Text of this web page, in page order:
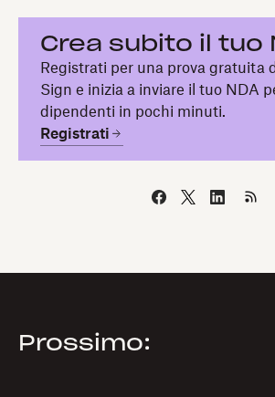
Crea subito il tuo
Registrati per una prova gratuita
Sign e inizia a inviare il tuo NDA
dipendenti in pochi minuti.
Registrati
Prossimo: